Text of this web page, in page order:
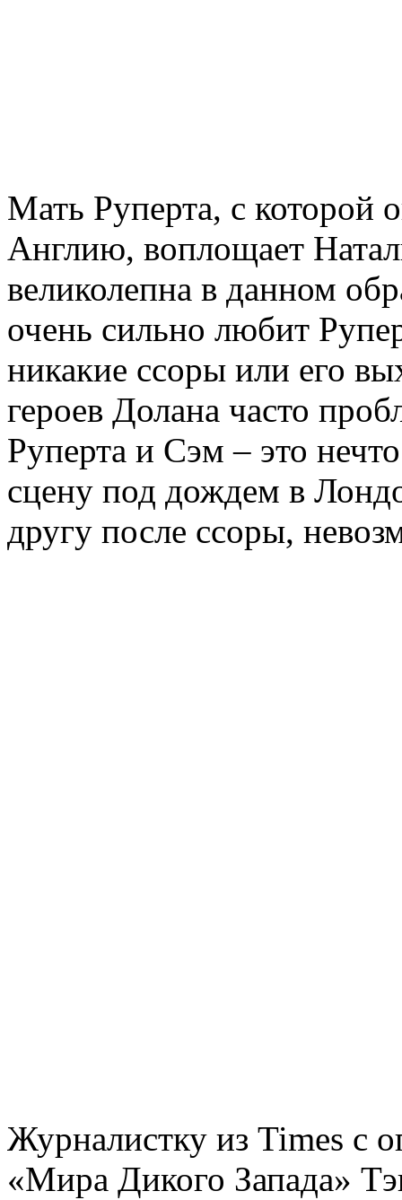
Мать Руперта, с которой
Англию, воплощает
великолепна в данном
очень сильно любит
никакие ссоры или его
героев Долана часто
Руперта и Сэм – это
сцену под дождем в
другу после ссоры,
Журналистку из Times с
«Мира Дикого Запада»